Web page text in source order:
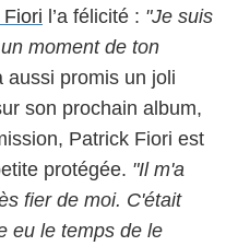
l’a félicité : "Je suis
moment de ton
promis un joli
son prochain album,
Patrick Fiori est
protégée. "Il m'a
fier de moi. C'était
eu le temps de le